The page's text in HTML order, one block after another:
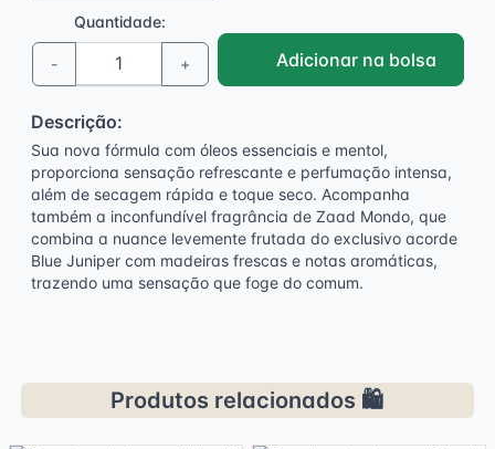
Quantidade:
- + Adicionar na bolsa
Descrição:
Sua nova fórmula com óleos essenciais e mentol,
proporciona sensação refrescante e perfumação intensa,
além de secagem rápida e toque seco. Acompanha
também a inconfundível fragrância de Zaad Mondo, que
combina a nuance levemente frutada do exclusivo acorde
Blue Juniper com madeiras frescas e notas aromáticas,
trazendo uma sensação que foge do comum.
Produtos relacionados 🛍️